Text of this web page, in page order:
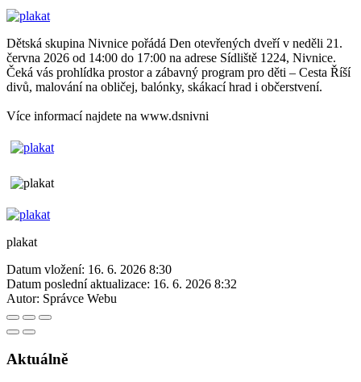
Dětská skupina Nivnice pořádá Den otevřených dveří v neděli 21.
června 2026 od 14:00 do 17:00 na adrese Sídliště 1224, Nivnice.
Čeká vás prohlídka prostor a zábavný program pro děti – Cesta Říší
divů, malování na obličej, balónky, skákací hrad i občerstvení.
Více informací najdete na www.dsnivni
plakat
Datum vložení: 16. 6. 2026 8:30
Datum poslední aktualizace: 16. 6. 2026 8:32
Autor: Správce Webu
Aktuálně